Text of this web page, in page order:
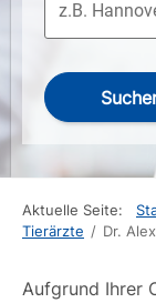
Aktuelle Seite:
Tierärzte / Dr.
Aufgrund Ihrer